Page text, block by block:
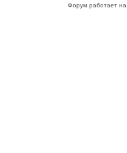
Форум работает